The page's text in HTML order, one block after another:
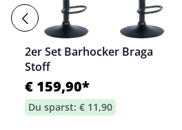
2er Set Barhocker Braga
Stoff
€ 159,90*
Du sparst: € 11,90